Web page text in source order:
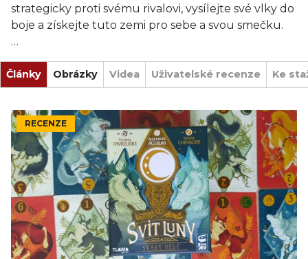
strategicky proti svému rivalovi, vysílejte své vlky do
boje a získejte tuto zemi pro sebe a svou smečku.
Ovládněte posvátnou horu! Vykládejte vlky ze své
smečky tak, abyste získali převahu. Překrývejte
soupeřovy vlky, ale dávejte si pozor na protiútok.
Každý vlk překrývá pouze hodnotu přesně o 1 nižší.
Posilte svou smečku novými vlky nebo silnými
schopnostmi!
Svit luny je hra o ovládání území. Vykládejte
strategicky karty vlků a pokuste se předvídat tahy
soupeře. Vítězí hráč, kterému se podaří vyhrát
podruhé a zkompletovat Posvátnou horu. Stane se
novým ochráncem Posvátné hory a vládcem
zaslíbené země vlků.
Články Obrázky Videa Uživatelské recenze Ke
RECENZE